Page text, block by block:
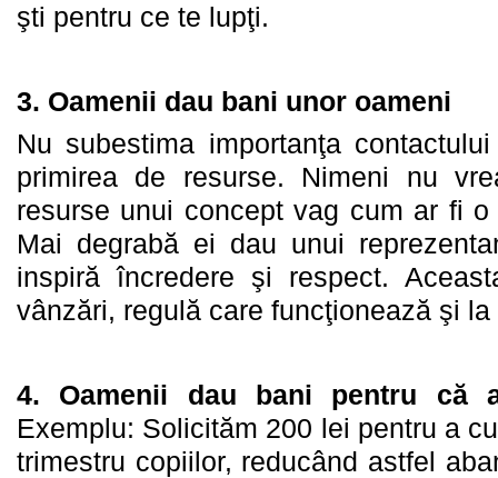
şti pentru ce te lupţi.
3. Oamenii dau bani unor oameni
Nu subestima importanţa
primirea de resurse. Nimeni nu
resurse unui concept vag cum ar fi
Mai degrabă ei dau unui
inspiră încredere şi respect.
vânzări, regulă care funcţionează şi
4.
Oamenii dau bani pentru că
Exemplu: Solicităm 200 lei pentru a
trimestru copiilor, reducând astfel